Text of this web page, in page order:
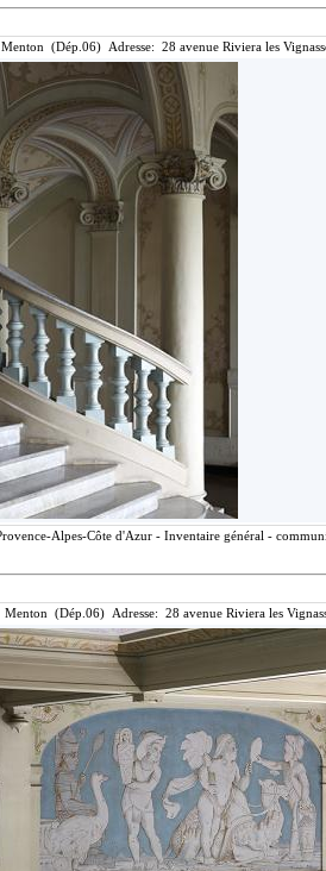
(Dép.06) Adresse: 28 avenue Riviera les
Alpes-Côte d'Azur - Inventaire général -
Menton (Dép.06) Adresse: 28 avenue Riviera les